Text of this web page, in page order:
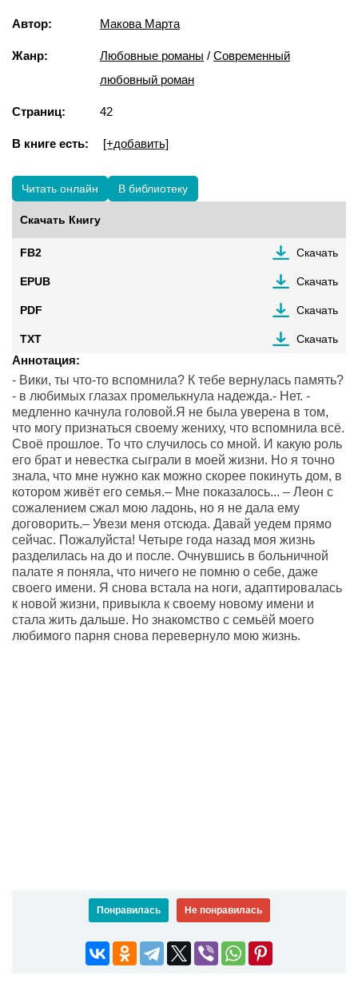
Автор: Макова Марта
Жанр: Любовные романы / Современный
любовный роман
Страниц: 42
В книге есть: [+добавить]
Читать онлайн В библиотеку
Скачать Книгу
FB2 Скачать
EPUB Скачать
PDF Скачать
TXT Скачать
Аннотация:
- Вики, ты что-то вспомнила? К тебе вернулась память?
- в любимых глазах промелькнула надежда.- Нет. -
медленно качнула головой.Я не была уверена в том,
что могу признаться своему жениху, что вспомнила всё.
Своё прошлое. То что случилось со мной. И какую роль
его брат и невестка сыграли в моей жизни. Но я точно
знала, что мне нужно как можно скорее покинуть дом, в
котором живёт его семья.– Мне показалось... – Леон с
сожалением сжал мою ладонь, но я не дала ему
договорить.– Увези меня отсюда. Давай уедем прямо
сейчас. Пожалуйста! Четыре года назад моя жизнь
разделилась на до и после. Очнувшись в больничной
палате я поняла, что ничего не помню о себе, даже
своего имени. Я снова встала на ноги, адаптировалась
к новой жизни, привыкла к своему новому имени и
стала жить дальше. Но знакомство с семьёй моего
любимого парня снова перевернуло мою жизнь.
Понравилась Не понравилась